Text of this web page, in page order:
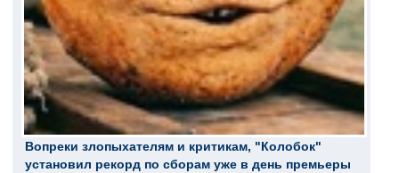
Вопреки злопыхателям и критикам, "Колобок"
установил рекорд по сборам уже в день премьеры